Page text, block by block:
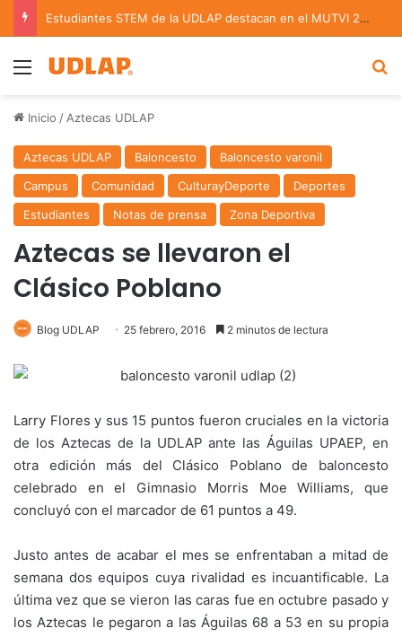
Estudiantes STEM de la UDLAP destacan en el MUTVI 2026
Menu
Inicio / Aztecas UDLAP
Aztecas UDLAP Baloncesto
Baloncesto varonil
Campus
Comunidad CulturayDeporte
Deportes
Estudiantes
Notas de prensa Zona Deportiva
Aztecas se llevaron el
Clásico Poblano
Blog UDLAP 25 febrero, 2016 2 minutos de lectura
Larry Flores y sus 15 puntos fueron cruciales en la victoria
de los Aztecas de la UDLAP ante las Águilas UPAEP, en
otra edición más del Clásico Poblano de baloncesto
celebrado en el Gimnasio Morris Moe Williams, que
concluyó con el marcador de 61 puntos a 49.
Justo antes de acabar el mes se enfrentaban a mitad de
semana dos equipos cuya rivalidad es incuantificable. La
última vez que se vieron las caras fue en octubre pasado y
los Aztecas le pegaron a las Águilas 68 a 53 en su propia